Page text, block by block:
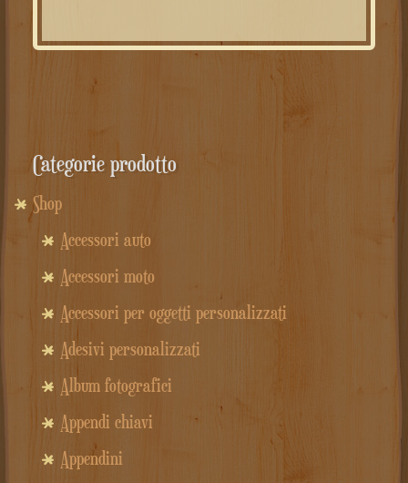
Categorie prodotto
Shop
Accessori auto
Accessori moto
Accessori per oggetti personalizzati
Adesivi personalizzati
Album fotografici
Appendi chiavi
Appendini